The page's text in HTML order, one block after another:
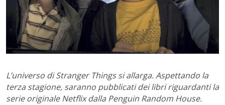
L’universo di Stranger Things si allarga. Aspettando la
terza stagione, saranno pubblicati dei libri riguardanti la
serie originale Netflix dalla Penguin Random House.